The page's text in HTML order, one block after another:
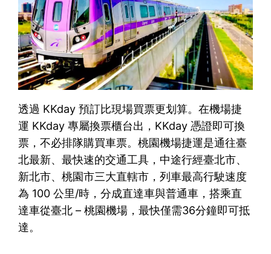
透過 KKday 預訂比現場買票更划算。在機場捷
運 KKday 專屬換票櫃台出，KKday 憑證即可換
票，不必排隊購買車票。桃園機場捷運是通往臺
北最新、最快速的交通工具，中途行經臺北市、
新北市、桃園市三大直轄市，列車最高行駛速度
為 100 公里/時，分成直達車與普通車，搭乘直
達車從臺北 – 桃園機場，最快僅需36分鐘即可抵
達。